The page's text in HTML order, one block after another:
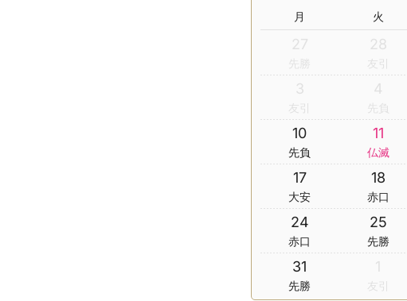
月 火
27
先勝
28
友引
3
友引
4
先負
10
先負
11
仏滅
17
大安
18
赤口
24
赤口
25
先勝
31
先勝
1
友引